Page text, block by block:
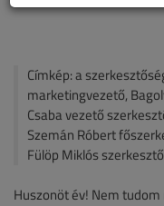
Címkép: a
marketingvezető,
Csaba vezető
Szemán Róbert
Fülöp Miklós
Huszonöt év! Nem tudom